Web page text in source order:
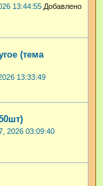
13:44:55 Добавлено
(тема
13:33:49
2026 03:09:40